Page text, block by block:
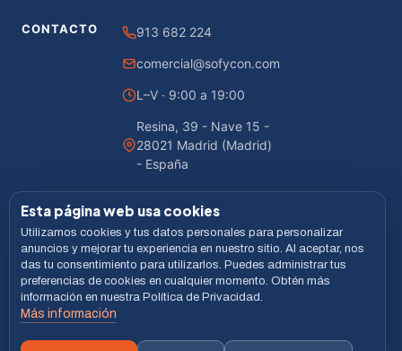
CONTACTO 913 682 224
comercial@sofycon.com
L–V · 9:00 a 19:00
Resina, 39 - Nave 15 -
28021 Madrid (Madrid)
- España
© 2026 Sofycon · Todos los derechos reservados
Desarrollado porLiveCommerce
Aviso legal
Esta página web usa cookies
Utilizamos cookies y tus datos personales para personalizar
anuncios y mejorar tu experiencia en nuestro sitio. Al aceptar, nos
das tu consentimiento para utilizarlos. Puedes administrar tus
preferencias de cookies en cualquier momento. Obtén más
información en nuestra Política de Privacidad.
Más información